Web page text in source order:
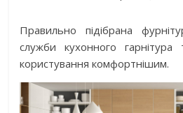
Правильно підібрана
служби кухонного
користування комфортнішим.